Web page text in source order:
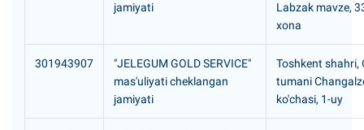
jamiyati
Labzak mavze,
хоna
301943907
"JELEGUM GOLD SERVICE"
mas'uliyati cheklangan
jamiyati
Toshkent shahri,
tumani
ko'chasi, 1-uy